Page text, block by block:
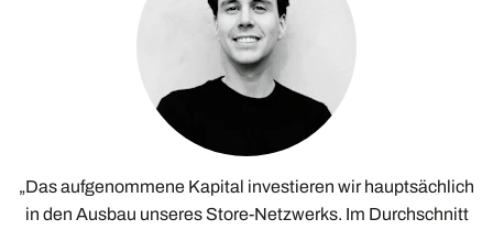
„Das aufgenommene Kapital investieren wir hauptsächlich
in den Ausbau unseres Store-Netzwerks. Im Durchschnitt